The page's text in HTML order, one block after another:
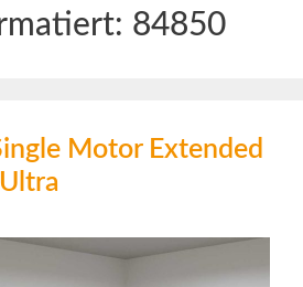
84850
Motor Extended